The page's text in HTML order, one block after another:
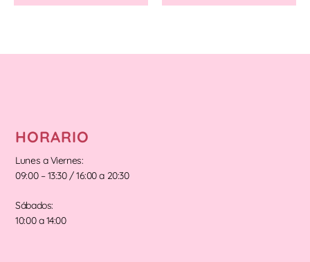
HORARIO
Lunes a Viernes:
09:00 – 13:30 / 16:00 a 20:30
Sábados:
10:00 a 14:00